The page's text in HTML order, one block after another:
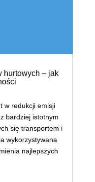
hurtowych – jak
w redukcji emisji
bardziej istotnym
się transportem i
wykorzystywana
najlepszych